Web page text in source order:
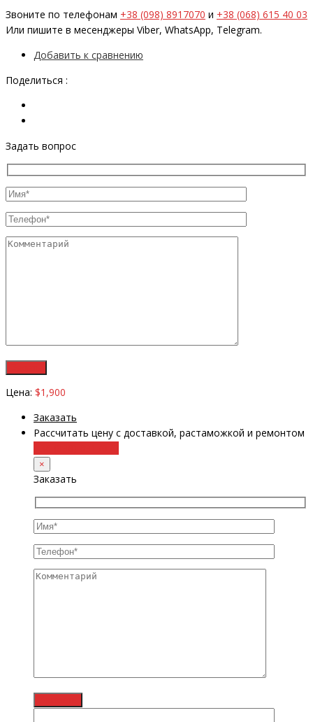
Звоните по телефонам +38 (098) 8917070 и +38 (068) 615 40 03
Или пишите в месенджеры Viber, WhatsApp, Telegram.
Добавить к сравнению
Поделиться :
Задать вопрос
Цена: $1,900
Заказать
Рассчитать цену с доставкой, растаможкой и ремонтом
×
Заказать